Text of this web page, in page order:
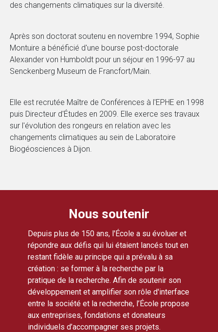
des changements climatiques sur la diversité.
Après son doctorat soutenu en novembre 1994, Sophie
Montuire a bénéficié d'une bourse post-doctorale
Alexander von Humboldt pour un séjour en 1996-97 au
Senckenberg Museum de Francfort/Main.
Elle est recrutée Maître de Conférences à l'EPHE en 1998
puis Directeur d'Études en 2009. Elle exerce ses travaux
sur l'évolution des rongeurs en relation avec les
changements climatiques au sein de Laboratoire
Biogéosciences à Dijon.
Nous soutenir
Depuis plus de 150 ans, l'École a su évoluer et
répondre aux défis qui lui étaient lancés tout en
restant fidèle au principe qui a prévalu à sa
création : se former à la recherche par la
pratique de la recherche. Afin de soutenir son
développement et amplifier son rôle d'interface
entre la société et la recherche, l’École propose
aux entreprises, fondations et donateurs
individuels d’accompagner ses projets.